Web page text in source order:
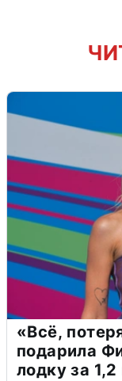
«Всё,
подарила
лодку за